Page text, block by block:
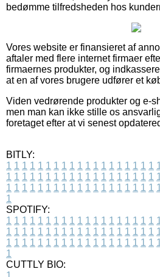
bedømme tilfredsheden hos
Vores website er finansieret af
aftaler med flere internet firmaer
firmaernes produkter, og
at en af vores brugere udfører et
Viden vedrørende produkter og e-
men man kan ikke stille os
foretaget efter at vi senest
BITLY:
1 1 1 1 1 1 1 1 1 1 1 1 1 1 1 1 1 1 1
1 1 1 1 1 1 1 1 1 1 1 1 1 1 1 1 1 1 1
1 1 1 1 1 1 1 1 1 1 1 1 1 1 1 1 1 1 1
1
SPOTIFY:
1 1 1 1 1 1 1 1 1 1 1 1 1 1 1 1 1 1 1
1 1 1 1 1 1 1 1 1 1 1 1 1 1 1 1 1 1 1
1 1 1 1 1 1 1 1 1 1 1 1 1 1 1 1 1 1 1
1
CUTTLY BIO: